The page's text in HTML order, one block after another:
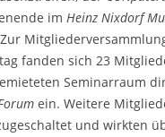
im Heinz Nixdorf
fanden sich 23
Seminarraum
ein. Weitere
und wirkten